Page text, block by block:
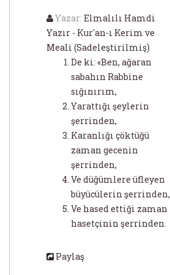
Yazar: Elmalılı Hamdi
Yazır - Kur'an-ı Kerim ve
Meali (Sadeleştirilmiş)
De ki: «Ben, ağaran
sabahın Rabbine
sığınırım,
Yarattığı şeylerin
şerrinden,
Karanlığı çöktüğü
zaman gecenin
şerrinden,
Ve düğümlere üfleyen
büyücülerin şerrinden,
Ve hased ettiği zaman
hasetçinin şerrinden.
Paylaş